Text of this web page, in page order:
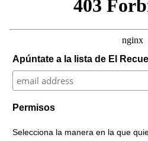
Apúntate a la lista de El
Permisos
Selecciona la manera en la que